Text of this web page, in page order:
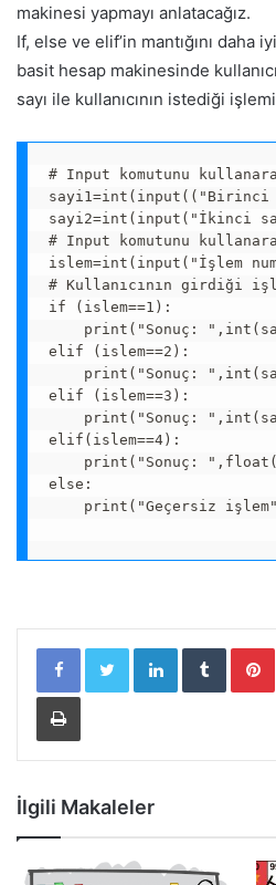
makinesi yapmayı anlatacağız.
If, else ve elif’in mantığını daha
basit hesap makinesinde
sayı ile kullanıcının istediği
# Input komutunu
sayi2=int(input("İkinci
# Input komutunu
islem=int(input("İşlem
# Kullanıcının girdiği
if (islem==1):
print("Sonuç:
elif (islem==2):
print("Sonuç:
elif (islem==3):
print("Sonuç:
elif(islem==4):
print("Sonuç:
else:
print("Geçersiz
LinkedInTumblr
Yazdır
İlgili Makaleler